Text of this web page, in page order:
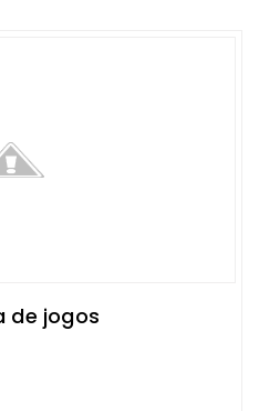
de jogos